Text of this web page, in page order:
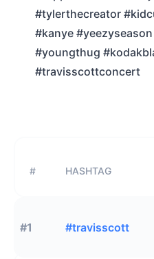
#tylerthecreator
#kanye
#youngthug
#travisscottconcert
# HASHTAG
#1 #travisscott